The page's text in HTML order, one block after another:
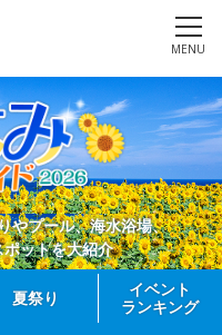
MENU
やプール、海水浴場、
ットを大紹介
夏祭り
イベント
ランキング